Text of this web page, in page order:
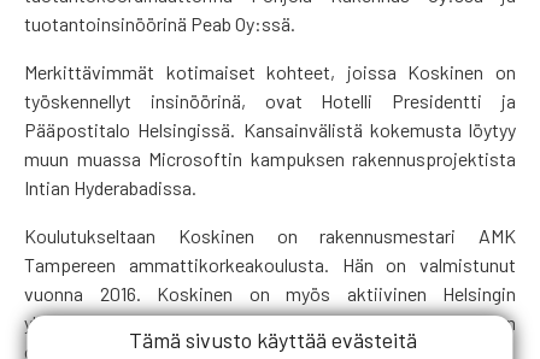
tuotantoinsinöörinä Peab Oy:ssä.
Merkittävimmät kotimaiset kohteet, joissa Koskinen on
työskennellyt insinöörinä, ovat Hotelli Presidentti ja
Pääpostitalo Helsingissä. Kansainvälistä kokemusta löytyy
muun muassa Microsoftin kampuksen rakennusprojektista
Intian Hyderabadissa.
Koulutukseltaan Koskinen on rakennusmestari AMK
Tampereen ammattikorkeakoulusta. Hän on valmistunut
vuonna 2016. Koskinen on myös aktiivinen Helsingin
yhdistyksen jäsen ja toiminut liiton
opiskelijatoimikunnassakin.
Tämä sivusto käyttää evästeitä